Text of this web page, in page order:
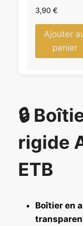
3,90 €
Ajouter
panier
🔒
rigide
ETB
Boîtier en